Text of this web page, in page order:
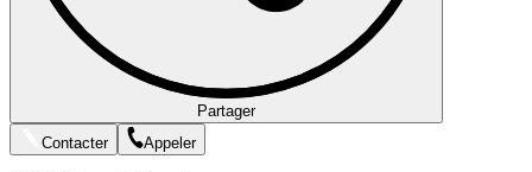
Partager
Contacter
Appeler